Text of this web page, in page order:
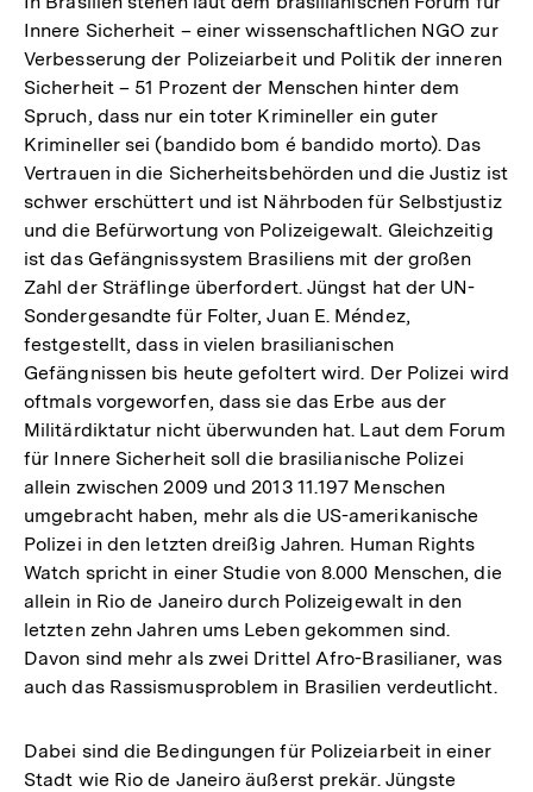
Innere Sicherheit – einer wissenschaftlichen NGO zur
Verbesserung der Polizeiarbeit und Politik der inneren
Sicherheit – 51 Prozent der Menschen hinter dem
Spruch, dass nur ein toter Krimineller ein guter
Krimineller sei (bandido bom é bandido morto). Das
Vertrauen in die Sicherheitsbehörden und die Justiz ist
schwer erschüttert und ist Nährboden für Selbstjustiz
und die Befürwortung von Polizeigewalt. Gleichzeitig
ist das Gefängnissystem Brasiliens mit der großen
Zahl der Sträflinge überfordert. Jüngst hat der UN-
Sondergesandte für Folter, Juan E. Méndez,
festgestellt, dass in vielen brasilianischen
Gefängnissen bis heute gefoltert wird. Der Polizei wird
oftmals vorgeworfen, dass sie das Erbe aus der
Militärdiktatur nicht überwunden hat. Laut dem Forum
für Innere Sicherheit soll die brasilianische Polizei
allein zwischen 2009 und 2013 11.197 Menschen
umgebracht haben, mehr als die US-amerikanische
Polizei in den letzten dreißig Jahren. Human Rights
Watch spricht in einer Studie von 8.000 Menschen, die
allein in Rio de Janeiro durch Polizeigewalt in den
letzten zehn Jahren ums Leben gekommen sind.
Davon sind mehr als zwei Drittel Afro-Brasilianer, was
auch das Rassismusproblem in Brasilien verdeutlicht.
Dabei sind die Bedingungen für Polizeiarbeit in einer
Stadt wie Rio de Janeiro äußerst prekär. Jüngste